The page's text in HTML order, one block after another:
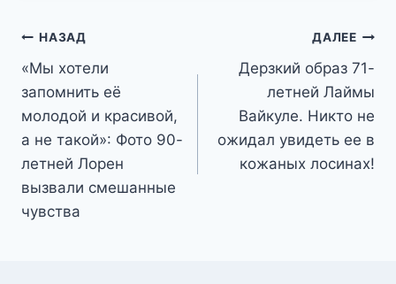
Навигация
по
записям
НАЗАД
«Мы хотели
запомнить её
молодой и красивой,
а не такой»: Фото 90-
летней Лорен
вызвали смешанные
чувства
ДАЛЕЕ
Дерзкий образ 71-
летней Лаймы
Вайкуле. Никто не
ожидал увидеть ее в
кожаных лосинах!